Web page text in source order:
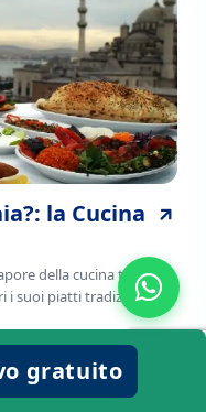
la Cucina
della cucina turca
i suoi piatti tradizionali ,
regionali,
gratuito